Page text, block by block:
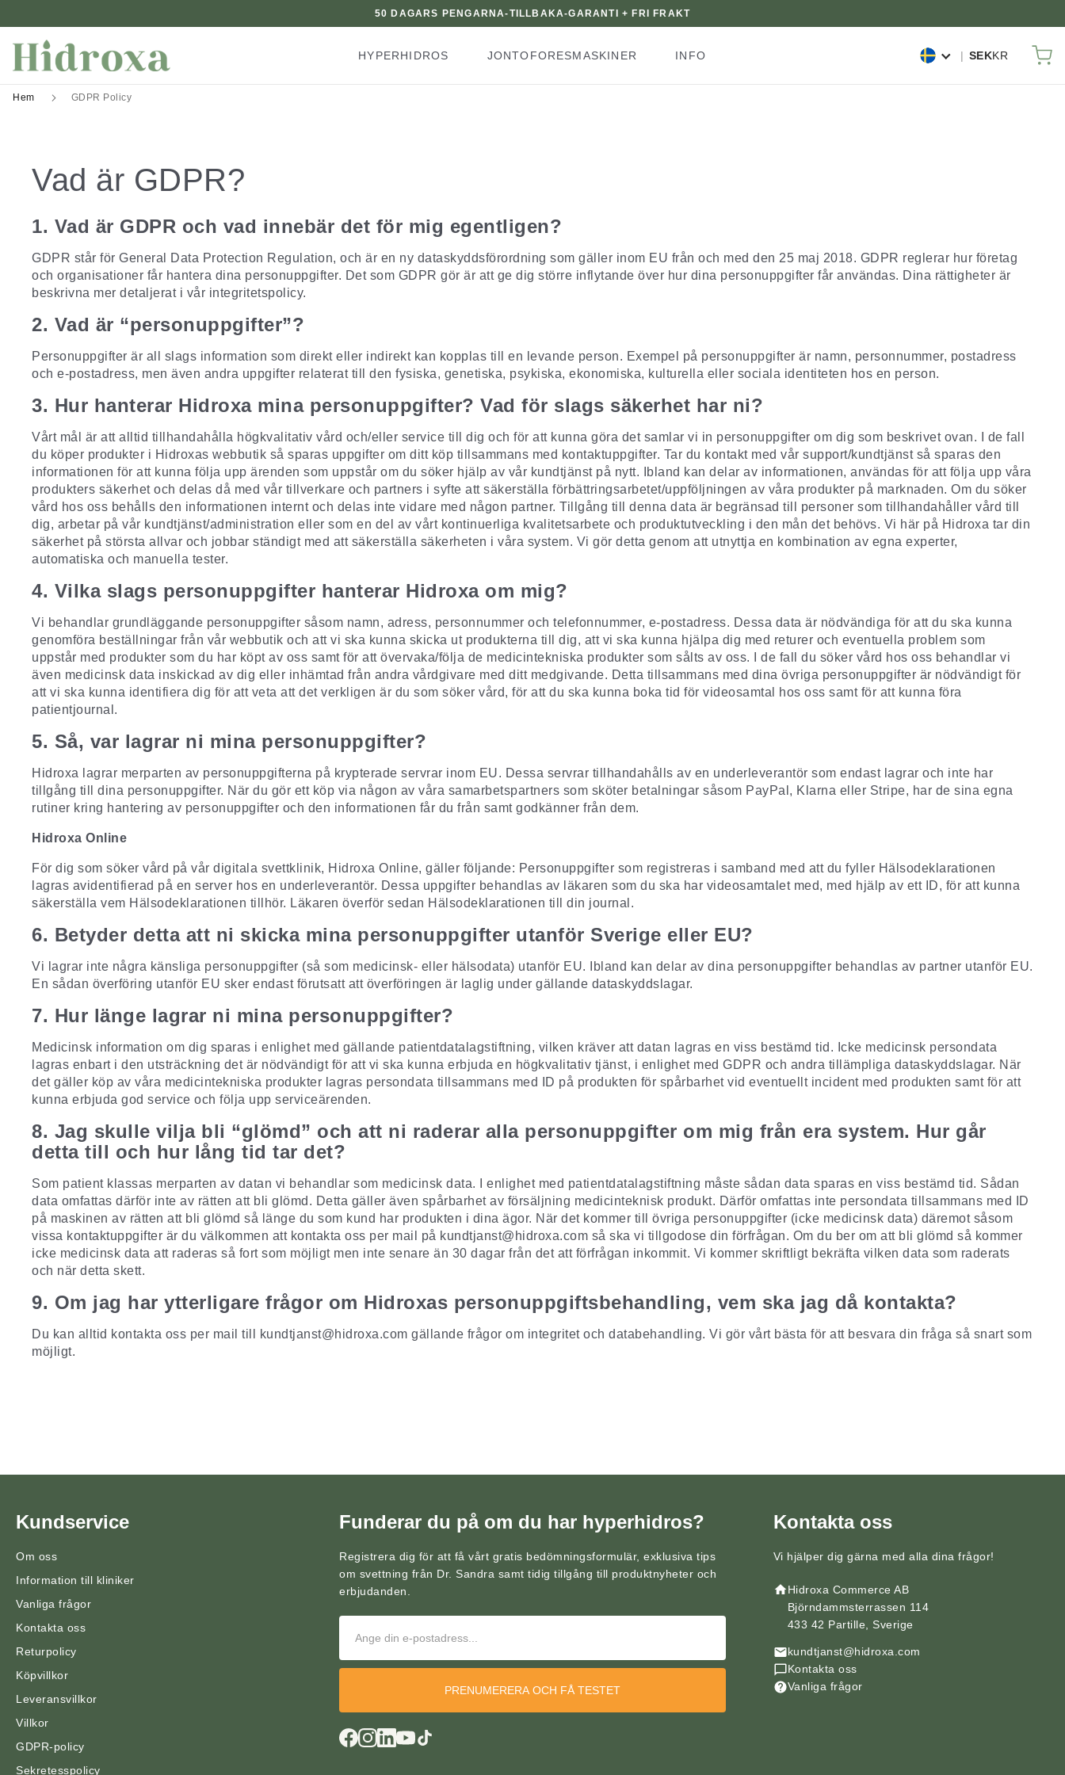
50 DAGARS PENGARNA-TILLBAKA-GARANTI + FRI FRAKT
HYPERHIDROS JONTOFORESMASKINER INFO SEKKR
Hem GDPR Policy
Vad är GDPR?
1. Vad är GDPR och vad innebär det för mig egentligen?
GDPR står för General Data Protection Regulation, och är en ny dataskyddsförordning som gäller inom EU från och med den 25 maj 2018. GDPR reglerar hur företag
och organisationer får hantera dina personuppgifter. Det som GDPR gör är att ge dig större inflytande över hur dina personuppgifter får användas. Dina rättigheter är
beskrivna mer detaljerat i vår integritetspolicy.
2. Vad är “personuppgifter”?
Personuppgifter är all slags information som direkt eller indirekt kan kopplas till en levande person. Exempel på personuppgifter är namn, personnummer, postadress
och e-postadress, men även andra uppgifter relaterat till den fysiska, genetiska, psykiska, ekonomiska, kulturella eller sociala identiteten hos en person.
3. Hur hanterar Hidroxa mina personuppgifter? Vad för slags säkerhet har ni?
Vårt mål är att alltid tillhandahålla högkvalitativ vård och/eller service till dig och för att kunna göra det samlar vi in personuppgifter om dig som beskrivet ovan. I de fall
du köper produkter i Hidroxas webbutik så sparas uppgifter om ditt köp tillsammans med kontaktuppgifter. Tar du kontakt med vår support/kundtjänst så sparas den
informationen för att kunna följa upp ärenden som uppstår om du söker hjälp av vår kundtjänst på nytt. Ibland kan delar av informationen, användas för att följa upp våra
produkters säkerhet och delas då med vår tillverkare och partners i syfte att säkerställa förbättringsarbetet/uppföljningen av våra produkter på marknaden. Om du söker
vård hos oss behålls den informationen internt och delas inte vidare med någon partner. Tillgång till denna data är begränsad till personer som tillhandahåller vård till
dig, arbetar på vår kundtjänst/administration eller som en del av vårt kontinuerliga kvalitetsarbete och produktutveckling i den mån det behövs. Vi här på Hidroxa tar din
säkerhet på största allvar och jobbar ständigt med att säkerställa säkerheten i våra system. Vi gör detta genom att utnyttja en kombination av egna experter,
automatiska och manuella tester.
4. Vilka slags personuppgifter hanterar Hidroxa om mig?
Vi behandlar grundläggande personuppgifter såsom namn, adress, personnummer och telefonnummer, e-postadress. Dessa data är nödvändiga för att du ska kunna
genomföra beställningar från vår webbutik och att vi ska kunna skicka ut produkterna till dig, att vi ska kunna hjälpa dig med returer och eventuella problem som
uppstår med produkter som du har köpt av oss samt för att övervaka/följa de medicintekniska produkter som sålts av oss. I de fall du söker vård hos oss behandlar vi
även medicinsk data inskickad av dig eller inhämtad från andra vårdgivare med ditt medgivande. Detta tillsammans med dina övriga personuppgifter är nödvändigt för
att vi ska kunna identifiera dig för att veta att det verkligen är du som söker vård, för att du ska kunna boka tid för videosamtal hos oss samt för att kunna föra
patientjournal.
5. Så, var lagrar ni mina personuppgifter?
Hidroxa lagrar merparten av personuppgifterna på krypterade servrar inom EU. Dessa servrar tillhandahålls av en underleverantör som endast lagrar och inte har
tillgång till dina personuppgifter. När du gör ett köp via någon av våra samarbetspartners som sköter betalningar såsom PayPal, Klarna eller Stripe, har de sina egna
rutiner kring hantering av personuppgifter och den informationen får du från samt godkänner från dem.
Hidroxa Online
För dig som söker vård på vår digitala svettklinik, Hidroxa Online, gäller följande: Personuppgifter som registreras i samband med att du fyller Hälsodeklarationen
lagras avidentifierad på en server hos en underleverantör. Dessa uppgifter behandlas av läkaren som du ska har videosamtalet med, med hjälp av ett ID, för att kunna
säkerställa vem Hälsodeklarationen tillhör. Läkaren överför sedan Hälsodeklarationen till din journal.
6. Betyder detta att ni skicka mina personuppgifter utanför Sverige eller EU?
Vi lagrar inte några känsliga personuppgifter (så som medicinsk- eller hälsodata) utanför EU. Ibland kan delar av dina personuppgifter behandlas av partner utanför EU.
En sådan överföring utanför EU sker endast förutsatt att överföringen är laglig under gällande dataskyddslagar.
7. Hur länge lagrar ni mina personuppgifter?
Medicinsk information om dig sparas i enlighet med gällande patientdatalagstiftning, vilken kräver att datan lagras en viss bestämd tid. Icke medicinsk persondata
lagras enbart i den utsträckning det är nödvändigt för att vi ska kunna erbjuda en högkvalitativ tjänst, i enlighet med GDPR och andra tillämpliga dataskyddslagar. När
det gäller köp av våra medicintekniska produkter lagras persondata tillsammans med ID på produkten för spårbarhet vid eventuellt incident med produkten samt för att
kunna erbjuda god service och följa upp serviceärenden.
8. Jag skulle vilja bli “glömd” och att ni raderar alla personuppgifter om mig från era system. Hur går
detta till och hur lång tid tar det?
Som patient klassas merparten av datan vi behandlar som medicinsk data. I enlighet med patientdatalagstiftning måste sådan data sparas en viss bestämd tid. Sådan
data omfattas därför inte av rätten att bli glömd. Detta gäller även spårbarhet av försäljning medicinteknisk produkt. Därför omfattas inte persondata tillsammans med ID
på maskinen av rätten att bli glömd så länge du som kund har produkten i dina ägor. När det kommer till övriga personuppgifter (icke medicinsk data) däremot såsom
vissa kontaktuppgifter är du välkommen att kontakta oss per mail på kundtjanst@hidroxa.com så ska vi tillgodose din förfrågan. Om du ber om att bli glömd så kommer
icke medicinsk data att raderas så fort som möjligt men inte senare än 30 dagar från det att förfrågan inkommit. Vi kommer skriftligt bekräfta vilken data som raderats
och när detta skett.
9. Om jag har ytterligare frågor om Hidroxas personuppgiftsbehandling, vem ska jag då kontakta?
Du kan alltid kontakta oss per mail till kundtjanst@hidroxa.com gällande frågor om integritet och databehandling. Vi gör vårt bästa för att besvara din fråga så snart som
möjligt.
Kundservice
Om oss
Information till kliniker
Vanliga frågor
Kontakta oss
Returpolicy
Köpvillkor
Leveransvillkor
Villkor
GDPR-policy
Sekretesspolicy
Funderar du på om du har hyperhidros?
Registrera dig för att få vårt gratis bedömningsformulär, exklusiva tips
om svettning från Dr. Sandra samt tidig tillgång till produktnyheter och
erbjudanden.
PRENUMERERA OCH FÅ TESTET
Kontakta oss
Vi hjälper dig gärna med alla dina frågor!
Hidroxa Commerce AB
Björndammsterrassen 114
433 42 Partille, Sverige
kundtjanst@hidroxa.com
Kontakta oss
Vanliga frågor